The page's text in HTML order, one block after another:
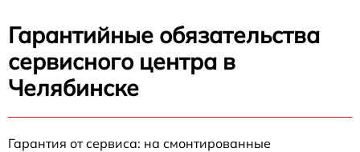
Гарантийные обязательства
сервисного центра в
Челябинске
Гарантия от сервиса: на смонтированные